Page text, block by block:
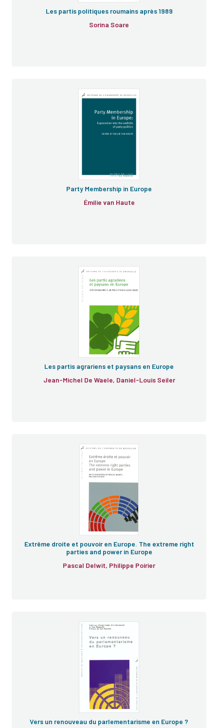
Les partis politiques roumains après 1989
Sorina Soare
Party Membership in Europe
Émilie van Haute
Les partis agrariens et paysans en Europe
Jean-Michel De Waele, Daniel-Louis Seiler
Extrême droite et pouvoir en Europe. The extreme right
parties and power in Europe
Pascal Delwit, Philippe Poirier
Vers un renouveau du parlementarisme en Europe ?